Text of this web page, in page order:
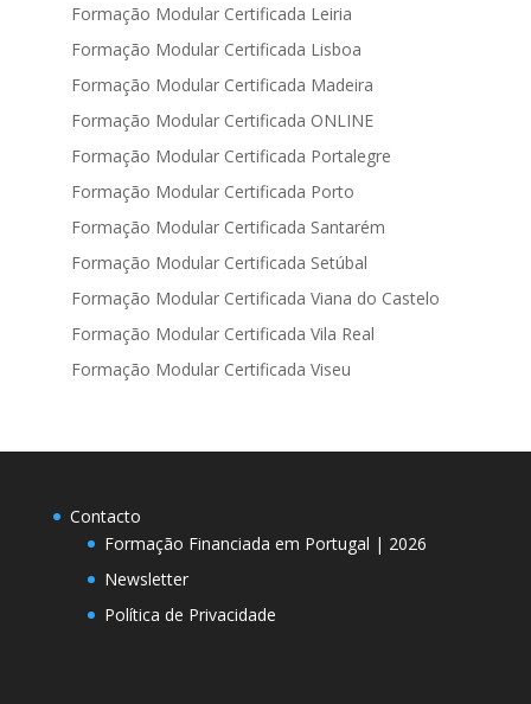
Formação Modular Certificada Leiria
Formação Modular Certificada Lisboa
Formação Modular Certificada Madeira
Formação Modular Certificada ONLINE
Formação Modular Certificada Portalegre
Formação Modular Certificada Porto
Formação Modular Certificada Santarém
Formação Modular Certificada Setúbal
Formação Modular Certificada Viana do Castelo
Formação Modular Certificada Vila Real
Formação Modular Certificada Viseu
Contacto
Formação Financiada em Portugal | 2026
Newsletter
Política de Privacidade